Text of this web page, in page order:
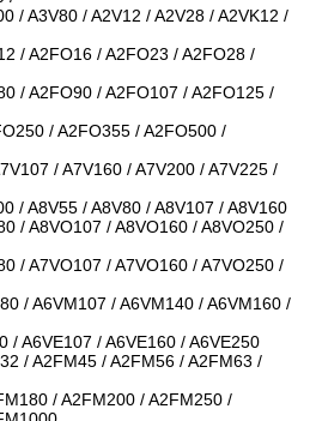
/ A3V80 / A2V12 / A2V28 / A2VK12 /
/ A2FO16 / A2FO23 / A2FO28 /
/ A2FO90 / A2FO107 / A2FO125 /
/ A2FO355 / A2FO500 /
/ A7V160 / A7V200 / A7V225 /
/ A8V55 / A8V80 / A8V107 / A8V160
/ A8VO107 / A8VO160 / A8VO250 /
/ A7VO107 / A7VO160 / A7VO250 /
/ A6VM107 / A6VM140 / A6VM160 /
/ A6VE107 / A6VE160 / A6VE250
/ A2FM45 / A2FM56 / A2FM63 /
/ A2FM200 / A2FM250 /